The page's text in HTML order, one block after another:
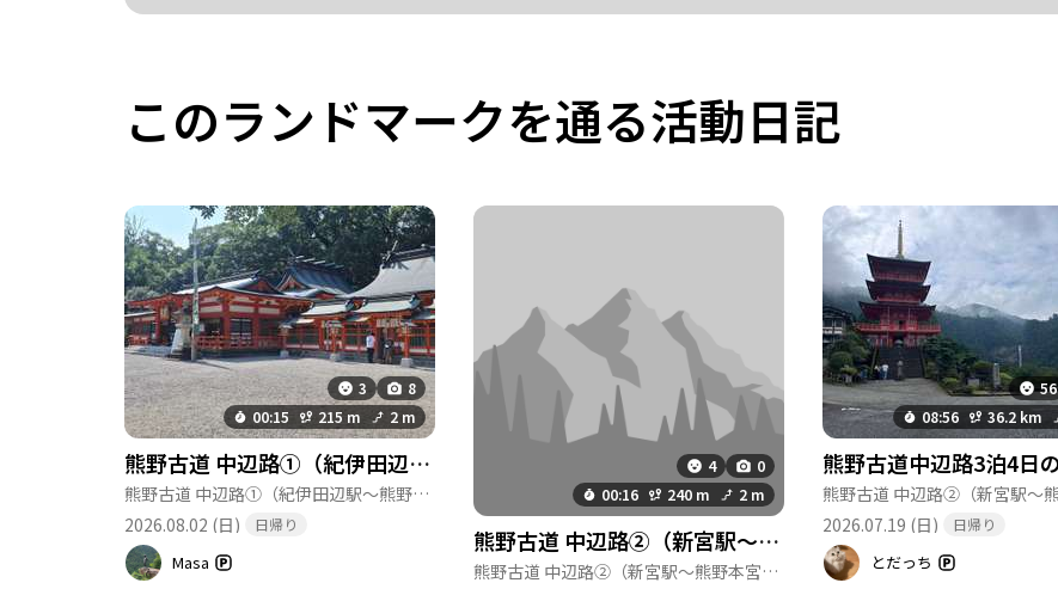
このランドマークを通る活動日記
3
8
00:15
215 m 2 m
熊野古道 中辺路①（紀伊田辺駅〜熊野本宮大社）-2026-08-02
熊野古道 中辺路①（紀伊田辺駅〜熊野本宮大社）
2026.08.02 (日)
日帰り
Masa
4
0
00:16
240 m 2 m
熊野古道 中辺路②（新宮駅〜熊野本宮大社）-2026-08-02
熊野古道 中辺路②（新宮駅〜熊野本宮大社）
(和歌山,三重)
56
08:56
36.2 km
2026.07.19 (日)
日帰り
とだっち